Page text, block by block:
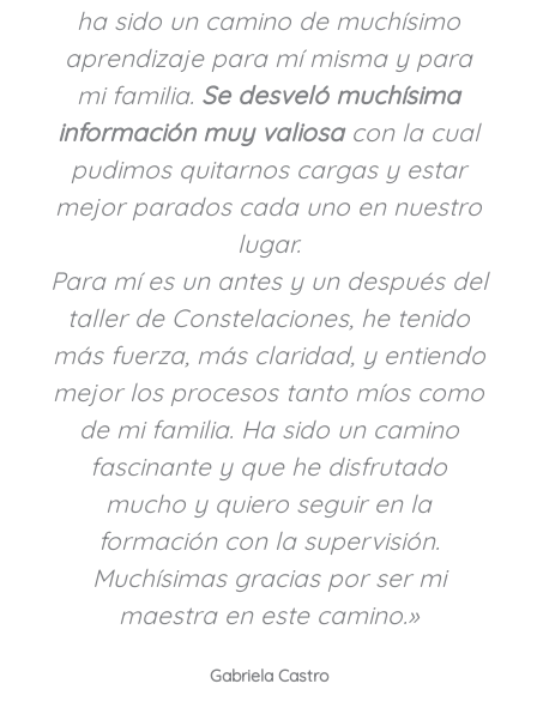
ha sido un camino de muchísimo
aprendizaje para mí misma y para
mi familia. Se desveló muchísima
información muy valiosacon la cual
pudimos quitarnos cargas y estar
mejor parados cada uno en nuestro
lugar.
Para mí es un antes y un después del
taller de Constelaciones, he tenido
más fuerza, más claridad, y entiendo
mejor los procesos tanto míos como
de mi familia. Ha sido un camino
fascinante y que he disfrutado
mucho y quiero seguir en la
formación con la supervisión.
Muchísimas gracias por ser mi
maestra en este camino.»
Gabriela Castro